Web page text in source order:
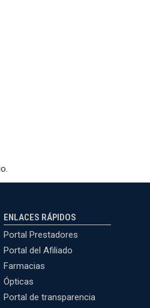
ENLACES RÁPIDOS
Portal Prestadores
Portal del Afiliado
Farmacias
Ópticas
Portal de transparencia